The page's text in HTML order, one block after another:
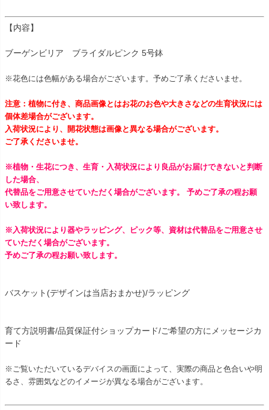
【内容】
ブーゲンビリア ブライダルピンク 5号鉢
※花色には色幅がある場合がございます。予めご了承くださいませ。
注意：植物に付き、商品画像とはお花のお色や大きさなどの生育状況には
個体差場合がございます。
入荷状況により、開花状態は画像と異なる場合がございます。
ご了承くださいませ。
※植物・生花につき、生育・入荷状況により良品がお届けできないと判断
した場合、
代替品をご用意させていただく場合がございます。 予めご了承の程お願
い致します。
※入荷状況により器やラッピング、ピック等、資材は代替品をご用意させ
ていただく場合がございます。
予めご了承の程お願い致します。
バスケット(デザインは当店おまかせ)/ラッピング
育て方説明書/品質保証付ショップカード/ご希望の方にメッセージカ
ード
※ご覧いただいているデバイスの画面によって、実際の商品と色合いや明
るさ、雰囲気などのイメージが異なる場合がございます。